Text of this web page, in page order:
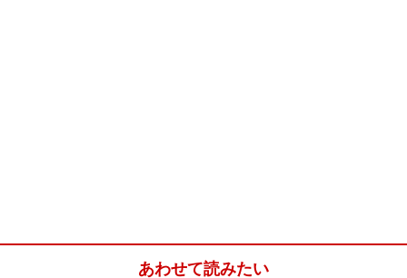
義されています。新しい薬が製造、販売されるために
あわせて読みたい